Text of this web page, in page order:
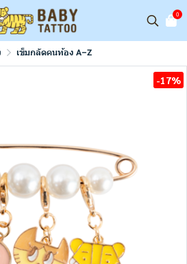
0
เข็มกลัดคนท้อง A–Z
-17%